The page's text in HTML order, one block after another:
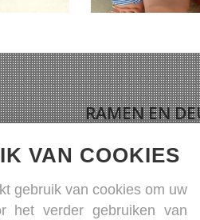
RAMEN EN
VAN COOKIES
gebruik van cookies om uw
het verder gebruiken van